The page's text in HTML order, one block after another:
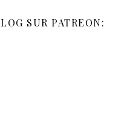
SUR PATREON: